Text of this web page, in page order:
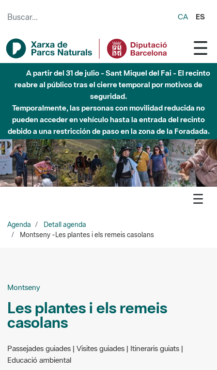
CA ES
Hasta diciembre de 2026 - Parque Fluvial Besós -
Afectaciones en el cauce del Parque Fluvial del Besòs debido
a obras de construcción de una pasarela sobre el río
Agenda
Detall agenda
casolans
Passejades guiades | Visites guiades | Itineraris guiats |
Educació ambiental
12/05/2019 Entorns del Montseny